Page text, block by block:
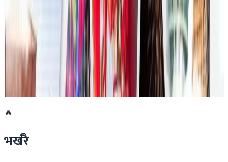
सबैभन्दा महँगा खेलाडी
२०२६ जुलाई १९
डार्विनमा नेपाल फेस्टिभल हुँदै
२०२६ जुन ११
🔥
भर्खरै